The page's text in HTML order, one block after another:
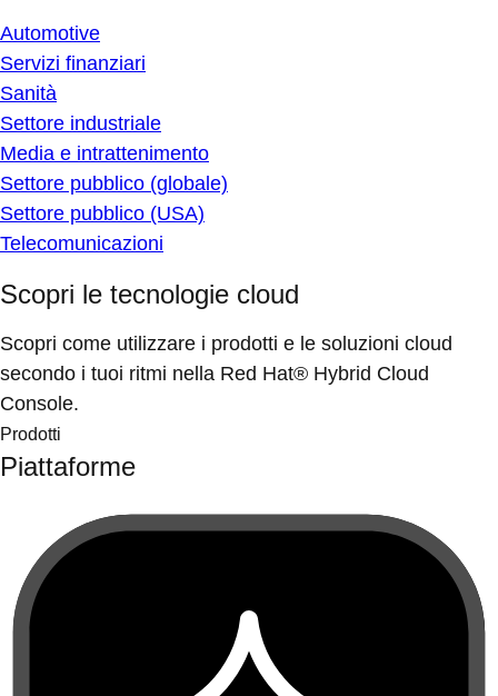
Automotive
Servizi finanziari
Sanità
Settore industriale
Media e intrattenimento
Settore pubblico (globale)
Settore pubblico (USA)
Telecomunicazioni
Scopri le tecnologie cloud
Scopri come utilizzare i prodotti e le soluzioni cloud
secondo i tuoi ritmi nella Red Hat® Hybrid Cloud
Console.
Prodotti
Piattaforme